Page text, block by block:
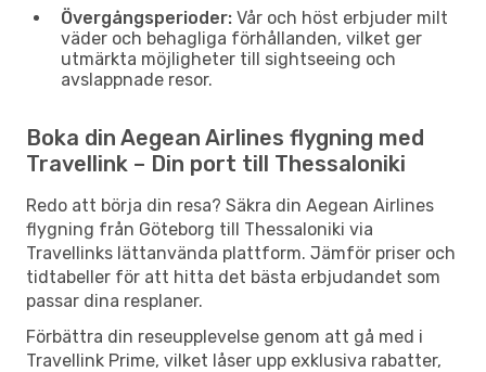
Övergångsperioder: Vår och höst erbjuder milt
väder och behagliga förhållanden, vilket ger
utmärkta möjligheter till sightseeing och
avslappnade resor.
Boka din Aegean Airlines flygning med
Travellink – Din port till Thessaloniki
Redo att börja din resa? Säkra din Aegean Airlines
flygning från Göteborg till Thessaloniki via
Travellinks lättanvända plattform. Jämför priser och
tidtabeller för att hitta det bästa erbjudandet som
passar dina resplaner.
Förbättra din reseupplevelse genom att gå med i
Travellink Prime, vilket låser upp exklusiva rabatter,